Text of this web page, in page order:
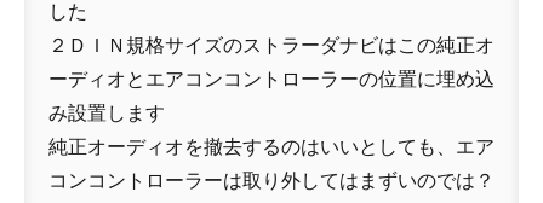
した
２ＤＩＮ規格サイズのストラーダナビはこの純正オ
ーディオとエアコンコントローラーの位置に埋め込
み設置します
純正オーディオを撤去するのはいいとしても、エア
コンコントローラーは取り外してはまずいのでは？